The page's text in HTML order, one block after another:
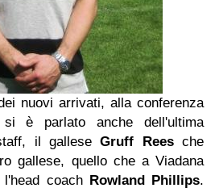
nuovi arrivati, alla conferenza
si è parlato anche dell'ultima
il galleseGruff Reesche
gallese, quello che a Viadana
coach Rowland Phillips.